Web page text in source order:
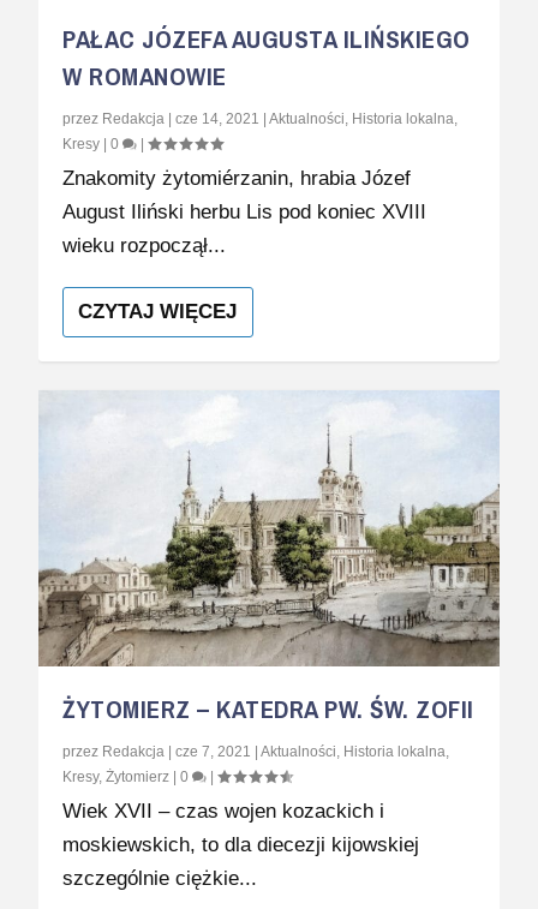
PAŁAC JÓZEFA AUGUSTA ILIŃSKIEGO
W ROMANOWIE
przez Redakcja |cze 14, 2021 |Aktualności, Historia lokalna,
Kresy |0 |
Znakomity żytomiérzanin, hrabia Józef
August Iliński herbu Lis pod koniec XVIII
wieku rozpoczął...
CZYTAJ WIĘCEJ
ŻYTOMIERZ – KATEDRA PW. ŚW. ZOFII
przez Redakcja |cze 7, 2021 |Aktualności, Historia lokalna,
Kresy,Żytomierz |0 |
Wiek XVII – czas wojen kozackich i
moskiewskich, to dla diecezji kijowskiej
szczególnie ciężkie...